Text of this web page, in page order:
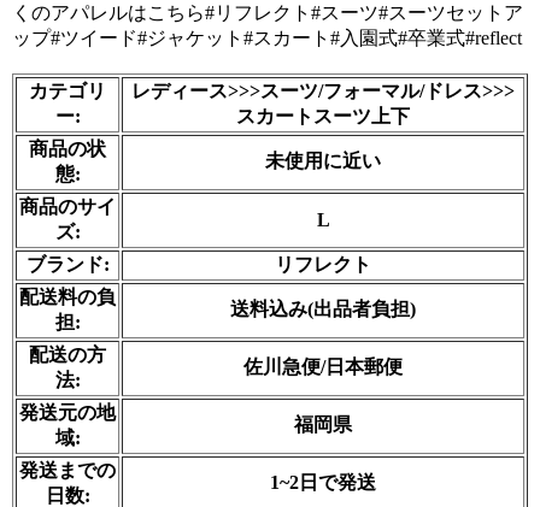
くのアパレルはこちら#リフレクト#スーツ#スーツセットア
ップ#ツイード#ジャケット#スカート#入園式#卒業式#reflect
カテゴリ
ー:
レディース>>>スーツ/フォーマル/ドレス>>>
スカートスーツ上下
商品の状
態:
未使用に近い
商品のサイ
ズ:
L
ブランド:
リフレクト
配送料の負
担:
送料込み(出品者負担)
配送の方
法:
佐川急便/日本郵便
発送元の地
域:
福岡県
発送までの
日数:
1~2日で発送